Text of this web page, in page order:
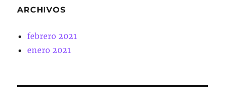
ARCHIVOS
febrero 2021
enero 2021